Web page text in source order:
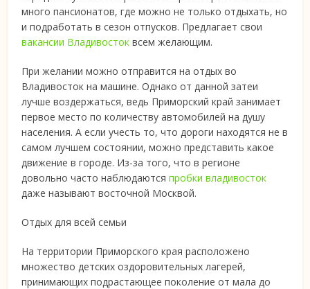
много пансионатов, где можно не только отдыхать, но
и подработать в сезон отпусков. Предлагает свои
вакансии Владивосток всем желающим.
При желании можно отправится на отдых во
Владивосток на машине. Однако от данной затеи
лучше воздержаться, ведь Приморский край занимает
первое место по количеству автомобилей на душу
населения. А если учесть то, что дороги находятся не в
самом лучшем состоянии, можно представить какое
движение в городе. Из-за того, что в регионе
довольно часто наблюдаютсяпробки владивосток
даже называют восточной Москвой.
Отдых для всей семьи
На территории Приморского края расположено
множество детских оздоровительных лагерей,
принимающих подрастающее поколение от мала до